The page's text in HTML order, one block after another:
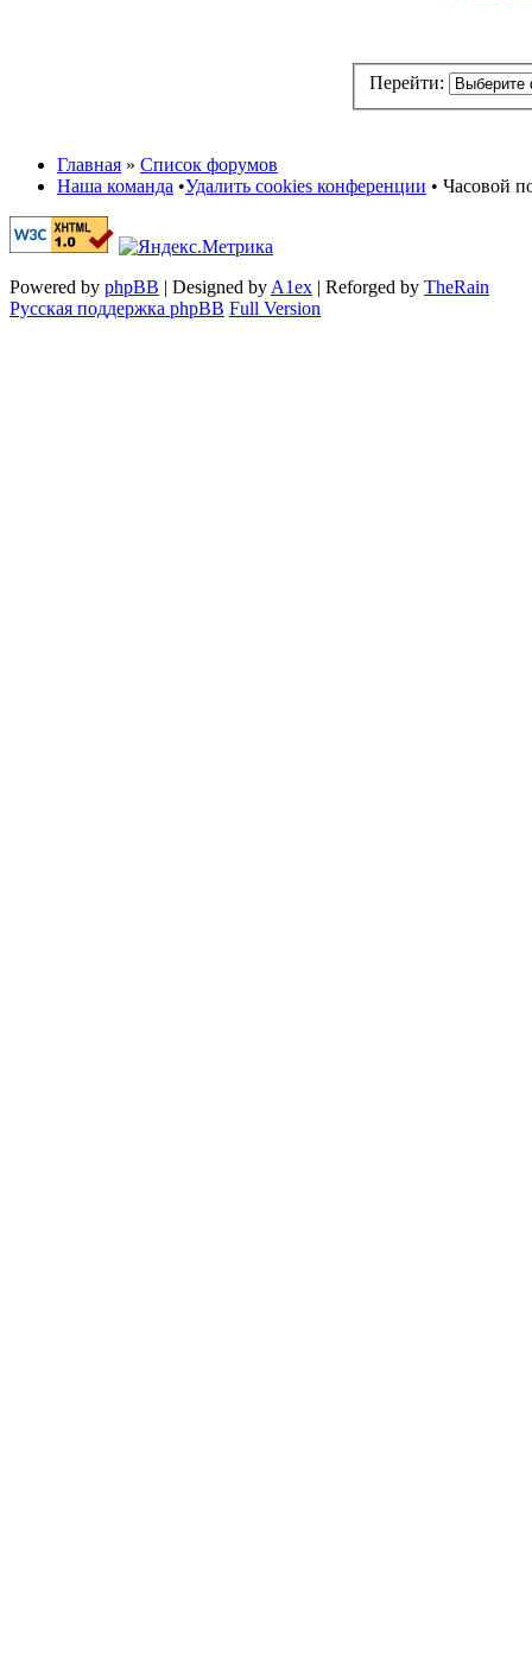
Перейти:
Главная » Список форумов
Наша команда •Удалить cookies конференции • Часовой
Powered by phpBB | Designed by A1ex | Reforged by TheRain
Русская поддержка phpBB Full Version